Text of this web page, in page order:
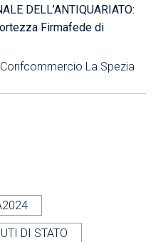
DELL’ANTIQUARIATO:
Firmafede di
Confcommercio La Spezia
DI STATO